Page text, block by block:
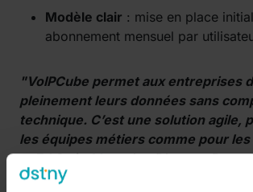
Modèle clair : mise en place
abonnement mensuel par
"VoIPCube permet aux entreprises
pleinement leurs données sans
technique. C’est une solution agile,
les équipes métiers comme pour les
—Ed Smit, Managing Director, Dstny